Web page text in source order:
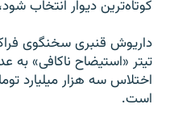
کوتاه‌ترين ديوار انتخاب
داريوش قنبری سخنگوی
تيتر «استيضاح ناکافی»
اختلاس سه هزار ميليارد
است.